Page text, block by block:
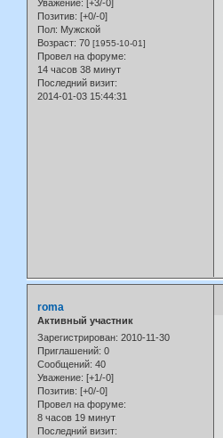
Уважение: [+3/-0]
Позитив: [+0/-0]
Пол: Мужской
Возраст: 70 [1955-10-01]
Провел на форуме:
14 часов 38 минут
Последний визит:
2014-01-03 15:44:31
roma
Активный участник
Зарегистрирован: 2010-11-30
Приглашений: 0
Сообщений: 40
Уважение: [+1/-0]
Позитив: [+0/-0]
Провел на форуме:
8 часов 19 минут
Последний визит: